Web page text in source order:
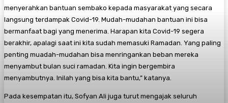
menyerahkan bantuan sembako kepada masyarakat yang secara
langsung terdampak Covid-19. Mudah-mudahan bantuan ini bisa
bermanfaat bagi yang menerima. Harapan kita Covid-19 segera
berakhir, apalagi saat ini kita sudah memasuki Ramadan. Yang paling
penting muadah-mudahan bisa menringankan beban mereka
menyambut bulan suci ramadan. Kita ingin bergembira
menyambutnya. Inilah yang bisa kita bantu,” katanya.
Pada kesempatan itu, Sofyan Ali juga turut mengajak seluruh